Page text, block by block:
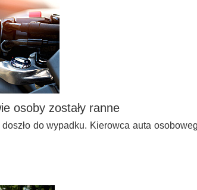
osoby zostały ranne
do wypadku. Kierowca auta